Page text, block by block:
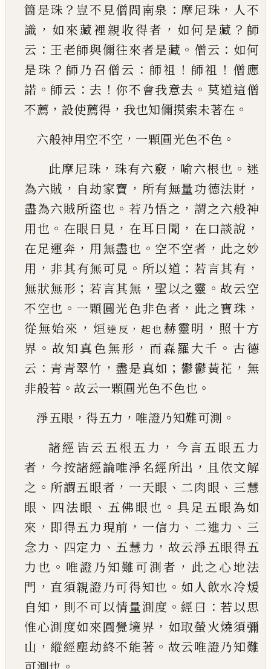
箇是珠 ？ 豈不見僧問南泉 ： 摩尼珠 ， 人不
識 ， 如來藏裡親收得者 ， 如何是藏 ？ 師
云 ： 王老師與儞往來者是藏 。 僧云 ： 如何
是珠 ？ 師乃召僧云 ： 師祖 ！ 師祖 ！ 僧應
諾 。 師云 ：去 ！ 你不會我意去 。 莫道這僧
不薦 ， 設使薦得 ， 我也知儞摸索未著在 。
六般神用空不空 ， 一顆圓光色不色 。
此摩尼珠 ， 珠有六竅 ， 喻六根也 。 迷
為六賊 ， 自劫家寶 ， 所有無量功德法財 ，
盡為六賊所盜也 。 若乃悟之 ，謂之六般神
用也 。 在眼曰見 ， 在耳曰聞 ， 在口談說 ，
在足運奔 ， 用無盡也 。 空不空者 ， 此之妙
用 ， 非其有無可見 。 所以道 ：若言其有 ，
無狀無形 ； 若言其無 ，聖以之靈 。故云空
不空也 。 一顆圓光色非色者 ， 此之寶珠 ，
從無始來 ， 烜達反 ，起也 赫靈明 ， 照十方
界 。 故知真色無形 ， 而森羅大千 。 古德
云 ： 青青翠竹 ， 盡是真如 ； 鬱鬱黃花 ， 無
非般若 。 故云一顆圓光色不色也 。
淨五眼 ， 得五力 ， 唯證乃知難可測 。
諸經皆云五根五力 ， 今言五眼五力
者 ， 今按諸經論唯淨名經所出 ， 且依文解
之 。 所謂五眼者 ， 一天眼 、 二肉眼 、 三慧
眼 、 四法眼 、 五佛眼也 。 具足五眼為如
來 ， 即得五力現前 ， 一信力 、 二進力 、 三
念力 、 四定力 、 五慧力 ， 故云淨五眼得五
力也 。 唯證乃知難可測者 ， 此之心地法
門 ， 直須親證乃可得知也 。 如人飲水冷煖
自知 ， 則不可以情量測度 。 經曰 ：若以思
惟心測度如來圓覺境界 ， 如取螢火燒須彌
山 ， 縱經塵劫終不能著 。 故云唯證乃知難